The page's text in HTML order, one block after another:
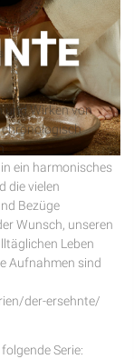
und Wirken von
ein harmonisches
die vielen
Bezüge
Wunsch, unseren
Leben
Aufnahmen sind
der-ersehnte/
Serie: